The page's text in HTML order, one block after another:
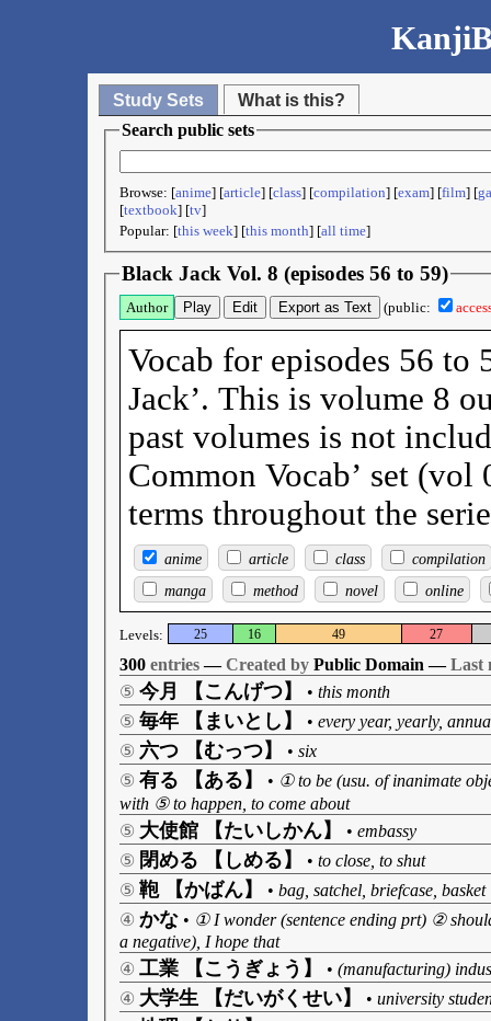
Study Sets
What is this?
Search public sets
Browse: [anime] [article] [class] [compilation] [exam] [film] [
[textbook] [tv]
Popular: [this week] [this month] [all time]
Black Jack Vol. 8 (episodes 56 to 59)
Author Play Edit Export as Text (public:
Vocab for episodes 56 to
Jack’. This is volume 8
past volumes is not
Common Vocab’ set
terms throughout the
anime article class
compilation
manga
method novel online
Levels: 25 16 49 27
300 entries—Created by Public Domain —Last
⑤ 今月 【こんげつ】 • this month
⑤ 毎年 【まいとし】 • every year, yearly,
⑤ 六つ 【むっつ】 • six
⑤ 有る 【ある】 • ① to be (usu. of inanimate
with ⑤ to happen, to come about
⑤ 大使館 【たいしかん】 • embassy
⑤ 閉める 【しめる】 • to close, to shut
⑤ 鞄 【かばん】 • bag, satchel, briefcase, basket
④ かな • ① I wonder (sentence ending prt) ②
a negative), I hope that
④ 工業 【こうぎょう】 • (manufacturing)
④ 大学生 【だいがくせい】 • university